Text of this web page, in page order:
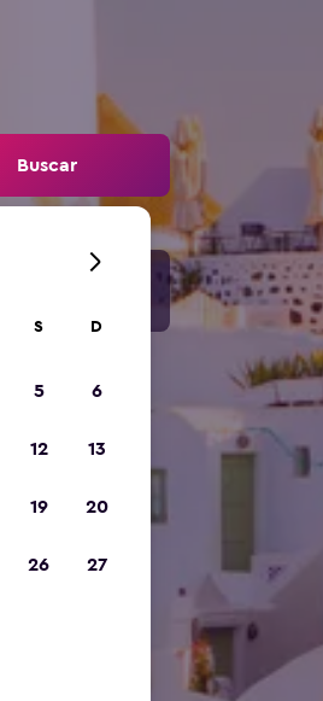
Buscar
S D
5 6
12 13
19 20
26 27